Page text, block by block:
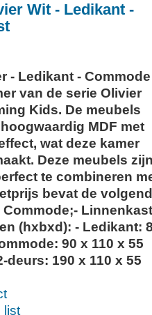
Wit - Ledikant -
- Ledikant -
van de serie Olivier
Kids. De meubels
MDF met
wat deze kamer
Deze meubels
te combineren
bevat de
Linnenkast
(hxbxd): - Ledikant:
90 x 110 x 55
deurs: 190 x 110 x 55
list